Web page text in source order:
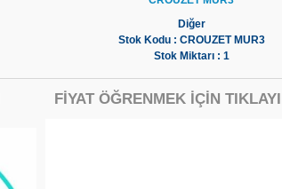
Diğer
Stok Kodu : CROUZET MUR3
Stok Miktarı : 1
FİYAT ÖĞRENMEK İÇİN